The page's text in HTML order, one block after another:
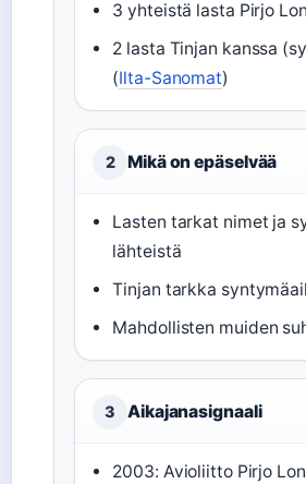
3 yhteistä lasta Pirjo
2 lasta Tinjan kanssa
(Ilta-Sanomat)
2 Mikä on epäselvää
Lasten tarkat nimet ja
lähteistä
Tinjan tarkka
Mahdollisten muiden
3 Aikajanasignaali
2003: Avioliitto Pirjo